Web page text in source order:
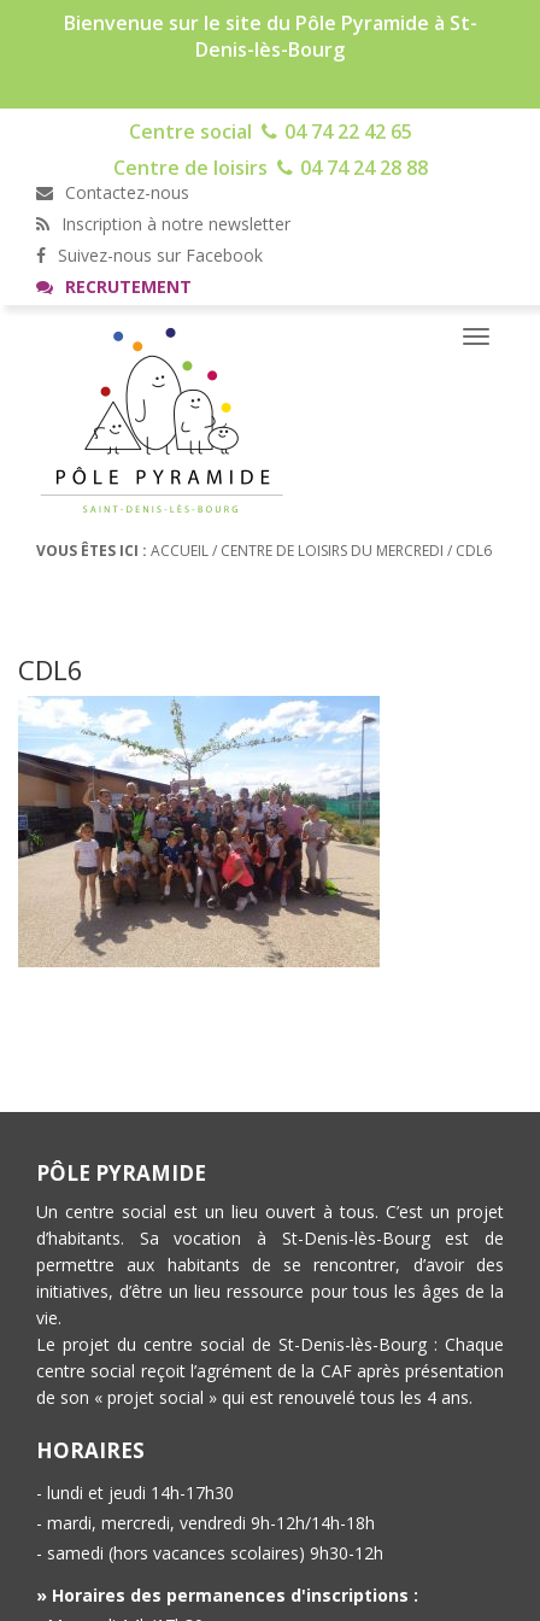
Bienvenue sur le site du Pôle Pyramide à St-
Denis-lès-Bourg
Centre social
04 74 22 42 65
Centre de loisirs
04 74 24 28 88
Contactez-nous
Inscription à notre newsletter
Suivez-nous sur Facebook
RECRUTEMENT
Toggle
VOUS ÊTES ICI : ACCUEIL/ CENTRE DE LOISIRS DU MERCREDI / CDL6
CDL6
PÔLE PYRAMIDE
Un centre social est un lieu ouvert à tous. C’est un projet
d’habitants. Sa vocation à St-Denis-lès-Bourg est de
permettre aux habitants de se rencontrer, d’avoir des
initiatives, d’être un lieu ressource pour tous les âges de la
vie.
Le projet du centre social de St-Denis-lès-Bourg : Chaque
centre social reçoit l’agrément de la CAF après présentation
de son « projet social » qui est renouvelé tous les 4 ans.
HORAIRES
- lundi et jeudi 14h-17h30
- mardi, mercredi, vendredi 9h-12h/14h-18h
- samedi (hors vacances scolaires) 9h30-12h
» Horaires des permanences d'inscriptions :